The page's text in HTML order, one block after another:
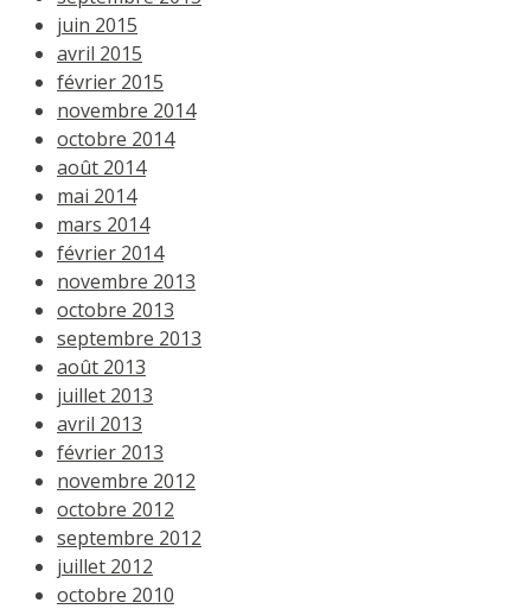
juin 2015
avril 2015
février 2015
novembre 2014
octobre 2014
août 2014
mai 2014
mars 2014
février 2014
novembre 2013
octobre 2013
septembre 2013
août 2013
juillet 2013
avril 2013
février 2013
novembre 2012
octobre 2012
septembre 2012
juillet 2012
octobre 2010